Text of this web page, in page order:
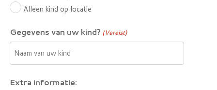
Alleen kind op locatie
Gegevens van uw kind? (Vereist)
Extra informatie: